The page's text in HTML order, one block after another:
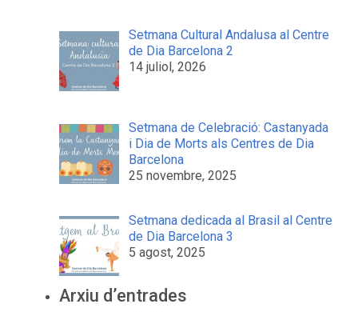
Setmana Cultural Andalusa al Centre
de Dia Barcelona 2
14 juliol, 2026
Setmana de Celebració: Castanyada
i Dia de Morts als Centres de Dia
Barcelona
25 novembre, 2025
Setmana dedicada al Brasil al Centre
de Dia Barcelona 3
5 agost, 2025
Arxiu d’entrades